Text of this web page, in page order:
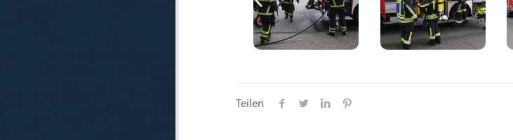
Teilen